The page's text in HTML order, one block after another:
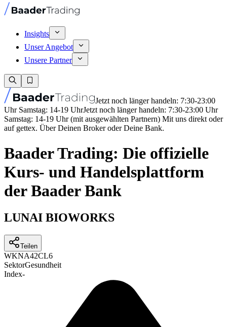
Insights
Unser Angebot
Unsere Partner
Jetzt noch länger handeln: 7:30-23:00
Uhr Samstag: 14-19 UhrJetzt noch länger handeln: 7:30-23:00 Uhr
Samstag: 14-19 Uhr (mit ausgewählten Partnern) Mit uns direkt oder
auf gettex. Über Deinen Broker oder Deine Bank.
Baader Trading: Die offizielle
Kurs- und Handelsplattform
der Baader Bank
LUNAI BIOWORKS
Teilen
WKNA42CL6
SektorGesundheit
Index-